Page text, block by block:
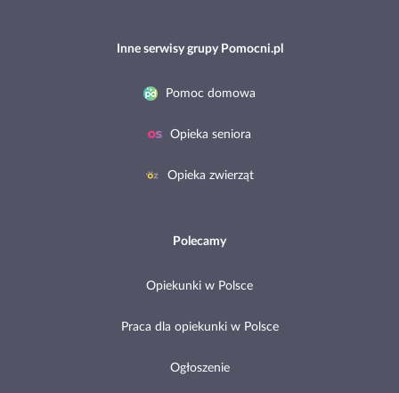
Inne serwisy grupy Pomocni.pl
Pomoc domowa
Opieka seniora
Opieka zwierząt
Polecamy
Opiekunki w Polsce
Praca dla opiekunki w Polsce
Ogłoszenie